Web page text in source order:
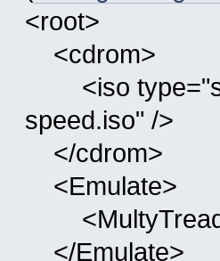
<root>
<cdrom>
<iso
speed.iso" />
</cdrom>
<Emulate>
</Emulate>